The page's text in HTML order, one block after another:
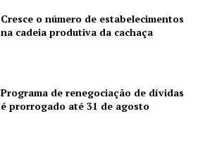
Cresce o número de estabelecimentos
na cadeia produtiva da cachaça
Programa de renegociação de dívidas
é prorrogado até 31 de agosto